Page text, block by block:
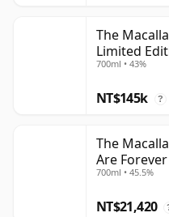
The
Limited
700ml • 43%
NT$145k ?
The
Are
年
700ml • 45.5%
NT$21,420